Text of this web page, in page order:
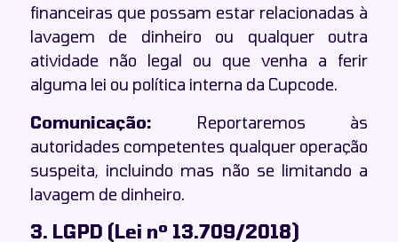
financeiras que possam estar relacionadas à
lavagem de dinheiro ou qualquer outra
atividade não legal ou que venha a ferir
alguma lei ou política interna da Cupcode.
Comunicação: Reportaremos às
autoridades competentes qualquer operação
suspeita, incluindo mas não se limitando a
lavagem de dinheiro.
3. LGPD (Lei nº 13.709/2018)